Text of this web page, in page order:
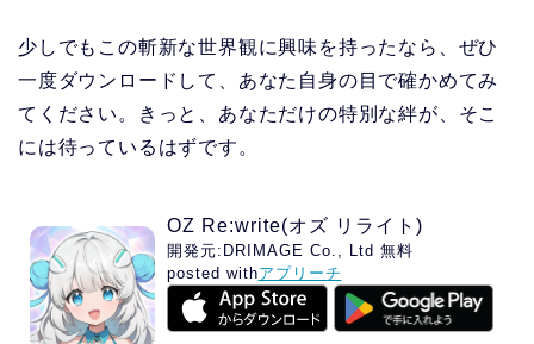
少しでもこの斬新な世界観に興味を持ったなら、ぜひ
一度ダウンロードして、あなた自身の目で確かめてみ
てください。きっと、あなただけの特別な絆が、そこ
には待っているはずです。
OZ Re:write(オズ リライト)
開発元: DRIMAGE Co., Ltd 無料
posted withアプリーチ